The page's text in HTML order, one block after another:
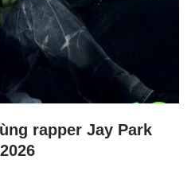
rapper Jay Park